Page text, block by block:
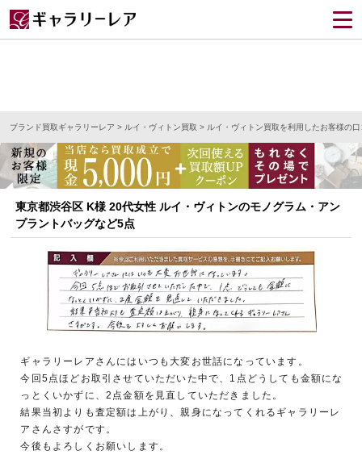
ブランド買取ギャラリーレア > ルイ・ヴィトン買取 > ルイ・ヴィトン買取を利用したお客様の口
東京都渋谷区 K様 20代女性 ルイ・ヴィトンのモノグラム・アン
プラントバッグなど5点
ギャラリーレアさんにはいつも大変お世話になっています。
今回5点ほどお取引させていただいた中で、1点どうしても金額にな
っとくいかずに、2点金額を見直していただきました。
結果当初よりも査定額は上がり、親身になってくれるギャラリーレ
アさんさすがです。
今後もよろしくお願いします。